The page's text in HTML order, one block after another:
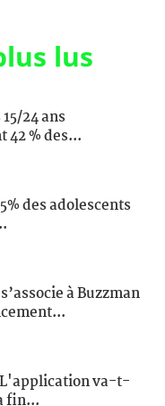
lus
24 ans
42 % des...
des adolescents
à Buzzman
va-t-
fin...